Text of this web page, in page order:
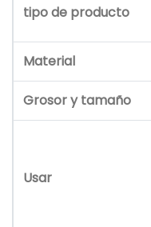
tipo de producto
Material
Grosor y tamaño
Usar